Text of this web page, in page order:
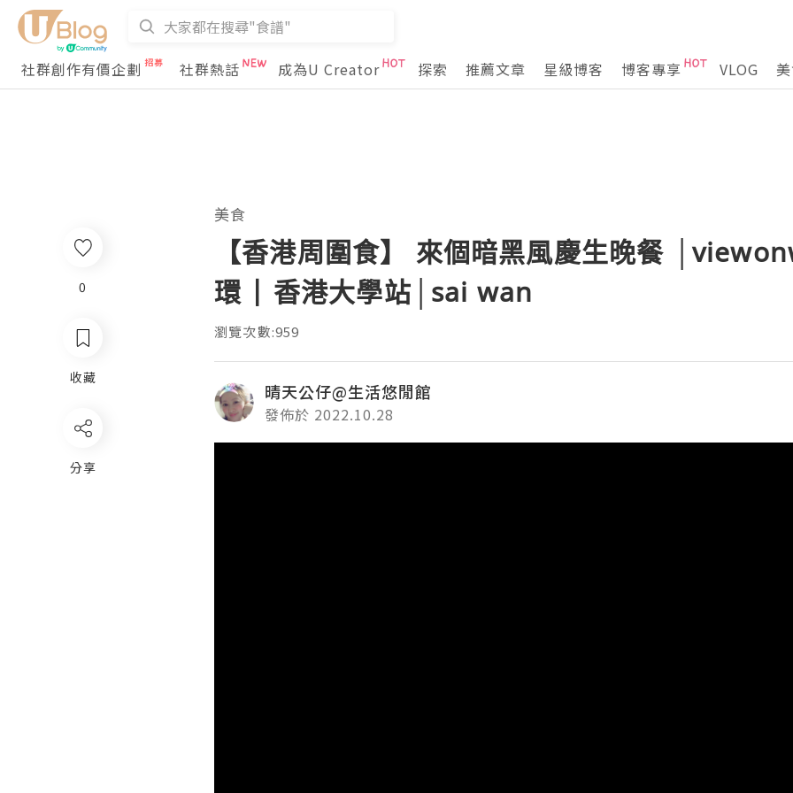
社群創作有價企劃
社群熱話 成為U Creator 探索 推薦文章 星級博客 博客專享 VLOG
美食
【香港周圍食】 來個暗黑風慶生晚餐
環 | 香港大學站│sai wan
瀏覽次數:959
晴天公仔@生活悠閒館
發佈於 2022.10.28
0
收藏
分享